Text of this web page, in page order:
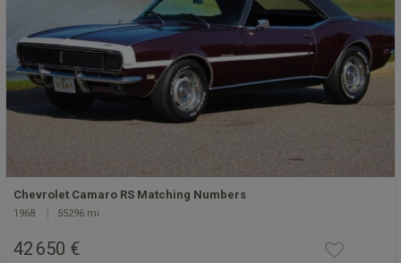
Chevrolet Camaro RS Matching Numbers
1968 55296 mi
42 650 €